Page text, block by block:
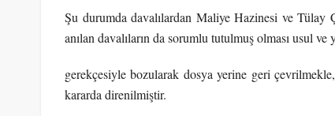
Şu durumda davalılardan Maliye Hazinesi ve Tülay
anılan davalıların da sorumlu tutulmuş olması usul
gerekçesiyle bozularak dosya yerine geri
kararda direnilmiştir.